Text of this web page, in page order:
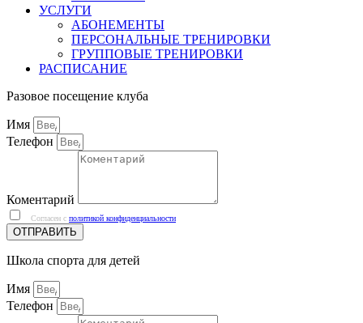
УСЛУГИ
АБОНЕМЕНТЫ
ПЕРСОНАЛЬНЫЕ ТРЕНИРОВКИ
ГРУППОВЫЕ ТРЕНИРОВКИ
РАСПИСАНИЕ
Разовое посещение клуба
Имя
Телефон
Коментарий
Согласен с политикой конфиденциальности
ОТПРАВИТЬ
Школа спорта для детей
Имя
Телефон